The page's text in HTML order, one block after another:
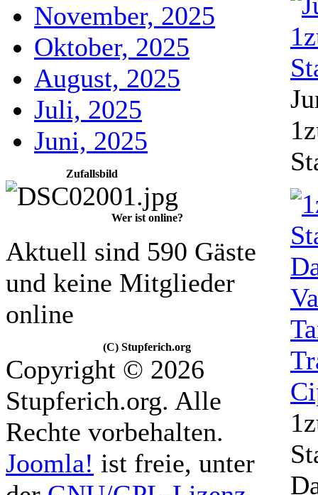
November, 2025
Oktober, 2025
August, 2025
Juli, 2025
Juni, 2025
Zufallsbild
Wer ist online?
Aktuell sind 590 Gäste
und keine Mitglieder
online
(C) Stupferich.org
Copyright © 2026
Stupferich.org. Alle
Rechte vorbehalten.
Joomla! ist freie, unter